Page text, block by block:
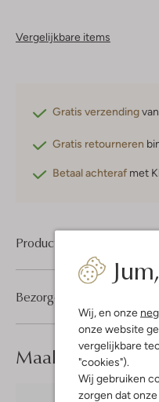
Wij, en onze
onze website
vergelijkbare
"cookies").
Wij gebruiken
zorgen dat
Vergelijkbare items
Gratis verzending
Gratis retourneren
Betaal achteraf met
Product informatie
Bezorgen & retourneren
Maak jelook